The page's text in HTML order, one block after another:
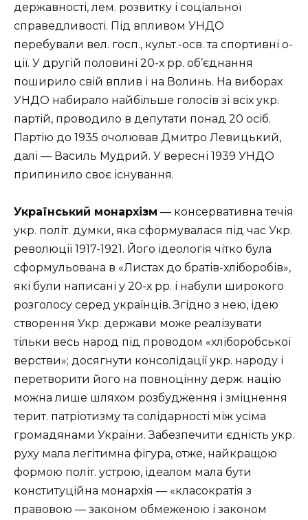
державності, лем. розвитку і соціальної
справедливості. Під впливом УНДО
перебували вел. госп., культ.-осв. та спортивні о-
ції. У другій половині 20-х рр. об’єднання
поширило свій вплив і на Волинь. На виборах
УНДО набирало найбільше голосів зі всіх укр.
партій, проводило в депутати понад 20 осіб.
Партію до 1935 очолював Дмитро Левицький,
далі — Василь Мудрий. У вересні 1939 УНДО
припинило своє існування.
Український монархізм — консервативна течія
укр. політ. думки, яка сформувалася під час Укр.
революції 1917-1921. Його ідеологія чітко була
сформульована в «Листах до братів-хліборобів»,
які були написані у 20-х рр. і набули широкого
розголосу серед українців. Згідно з нею, ідею
створення Укр. держави може реалізувати
тільки весь народ під проводом «хліборобської
верстви»; досягнути консолідації укр. народу і
перетворити його на повноцінну держ. націю
можна лише шляхом розбудження і зміцнення
терит. патріотизму та солідарності між усіма
громадянами України. Забезпечити єдність укр.
руху мала легітимна фігура, отже, найкращою
формою політ. устрою, ідеалом мала бути
конституційна монархія — «класократія з
правовою — законом обмеженою і законом